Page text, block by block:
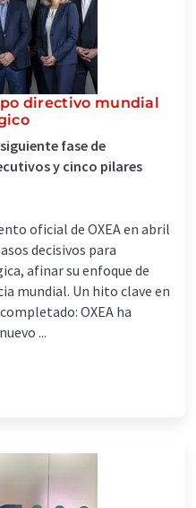
directivo mundial
fase de
y cinco pilares
oficial de OXEA en abril
decisivos para
afinar su enfoque de
mundial. Un hito clave en
OXEA ha
...